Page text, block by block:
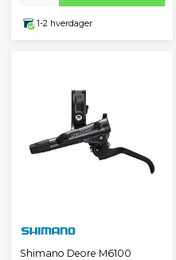
1-2 hverdager
Shimano Deore M6100